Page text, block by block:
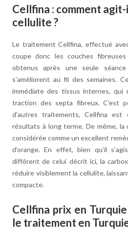
Cellfina : comment
cellulite ?
Le traitement Cellfina, effectué
coupe donc les couches
obtenus après une seule
s’améliorent au fil des semaines.
immédiate des tissus internes, qui
traction des septa fibreux. C’est
d’autres traitements, Cellfina est
résultats à long terme. De même,
considérée comme un excellent
d’orange. En effet, bien qu’il
différent de celui décrit ici, la
réduire visiblement la cellulite,
compacte.
Cellfina prix en
le traitement en